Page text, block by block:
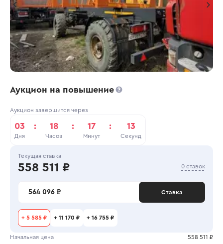
Аукцион на повышение
Аукцион завершится через
03
Дня
: 18
Часов
: 17
Минут
: 12
Секунд
Текущая ставка
558 511 ₽ 0 ставок
564 096 ₽ Ставка
+ 5 585 ₽ + 11 170 ₽ + 16 755 ₽
Начальная цена 558 511 ₽